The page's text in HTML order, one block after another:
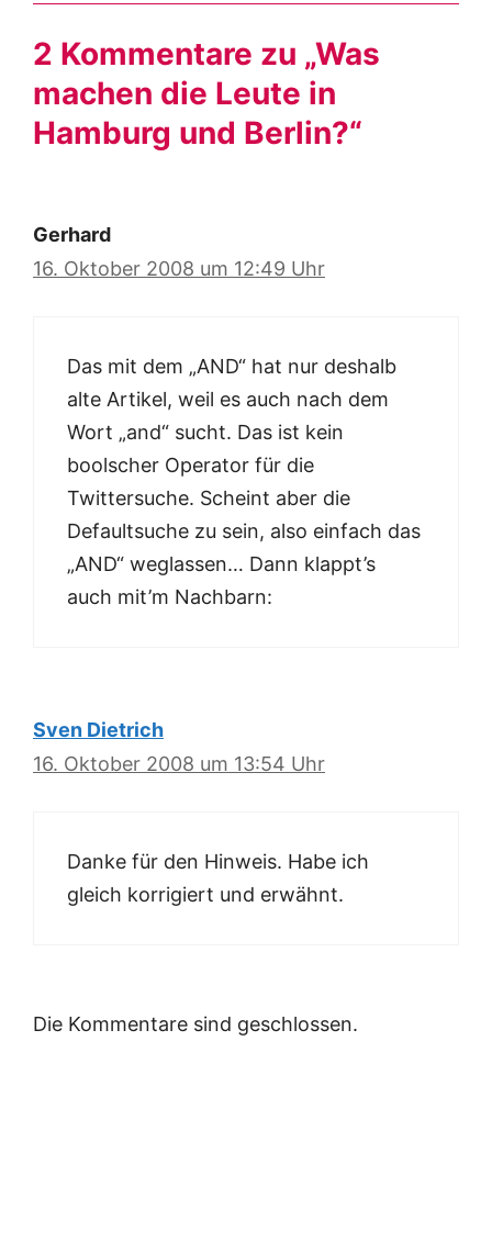
2 Kommentare zu „Was
machen die Leute in
Hamburg und Berlin?“
Gerhard
16. Oktober 2008 um 12:49 Uhr
Das mit dem „AND“ hat nur deshalb
alte Artikel, weil es auch nach dem
Wort „and“ sucht. Das ist kein
boolscher Operator für die
Twittersuche. Scheint aber die
Defaultsuche zu sein, also einfach das
„AND“ weglassen… Dann klappt’s
auch mit’m Nachbarn:
Sven Dietrich
16. Oktober 2008 um 13:54 Uhr
Danke für den Hinweis. Habe ich
gleich korrigiert und erwähnt.
Die Kommentare sind geschlossen.